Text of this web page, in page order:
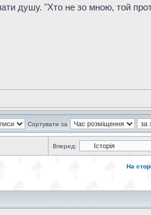
душу. "Хто не зо мною, той
Сортувати за
Вперед:
На